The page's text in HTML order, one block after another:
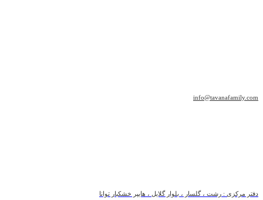
info@tavanafamily.com
دفتر مرکزی : رشت ، گلسار ، بلوار گلایل ، هایپر خشکبار توانا